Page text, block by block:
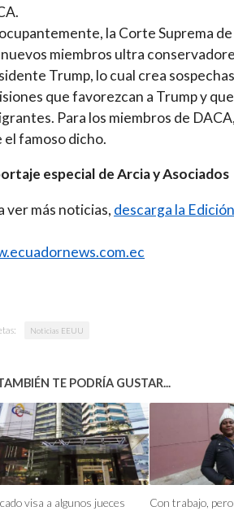
la Corte Suprema
miembros ultra
Trump, lo cual crea
que favorezcan a Trump y
Para los miembros de
el famoso dicho.
especial de Arcia y Asociados
ver más noticias, descarga la Edición
Noticias EEUU
TE PODRÍA GUSTAR...
visa a algunos jueces
Con trabajo,